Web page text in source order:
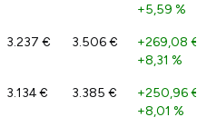
+5,59 %
3.237 € 3.506 € +269,08 €
+8,31 %
3.134 € 3.385 € +250,96 €
+8,01 %